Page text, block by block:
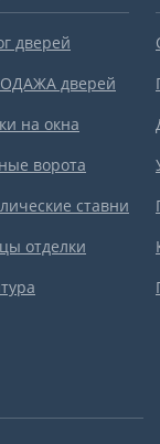
дверей
дверей
на окна
ворота
ставни
отделки